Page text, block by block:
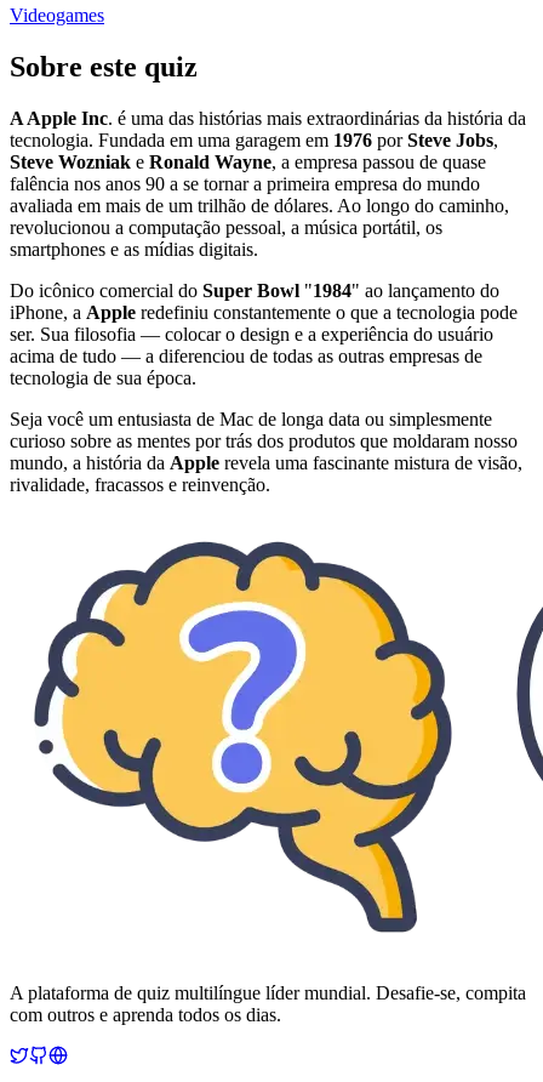
Videogames
Sobre este quiz
A Apple Inc. é uma das histórias mais extraordinárias da história da
tecnologia. Fundada em uma garagem em 1976 porSteve Jobs,
Steve Wozniak e Ronald Wayne, a empresa passou de quase
falência nos anos 90 a se tornar a primeira empresa do mundo
avaliada em mais de um trilhão de dólares. Ao longo do caminho,
revolucionou a computação pessoal, a música portátil, os
smartphones e as mídias digitais.
Do icônico comercial do Super Bowl "1984" ao lançamento do
iPhone, a Apple redefiniu constantemente o que a tecnologia pode
ser. Sua filosofia — colocar o design e a experiência do usuário
acima de tudo — a diferenciou de todas as outras empresas de
tecnologia de sua época.
Seja você um entusiasta de Mac de longa data ou simplesmente
curioso sobre as mentes por trás dos produtos que moldaram nosso
mundo, a história da Apple revela uma fascinante mistura de visão,
rivalidade, fracassos e reinvenção.
A plataforma de quiz multilíngue líder mundial. Desafie-se, compita
com outros e aprenda todos os dias.